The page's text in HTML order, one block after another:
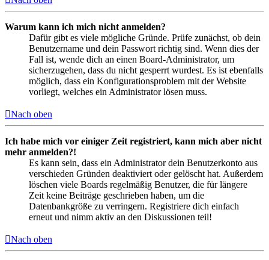
Warum kann ich mich nicht anmelden?
Dafür gibt es viele mögliche Gründe. Prüfe zunächst, ob dein
Benutzername und dein Passwort richtig sind. Wenn dies der
Fall ist, wende dich an einen Board-Administrator, um
sicherzugehen, dass du nicht gesperrt wurdest. Es ist ebenfalls
möglich, dass ein Konfigurationsproblem mit der Website
vorliegt, welches ein Administrator lösen muss.
Nach oben
Ich habe mich vor einiger Zeit registriert, kann mich aber nicht
mehr anmelden?!
Es kann sein, dass ein Administrator dein Benutzerkonto aus
verschieden Gründen deaktiviert oder gelöscht hat. Außerdem
löschen viele Boards regelmäßig Benutzer, die für längere
Zeit keine Beiträge geschrieben haben, um die
Datenbankgröße zu verringern. Registriere dich einfach
erneut und nimm aktiv an den Diskussionen teil!
Nach oben